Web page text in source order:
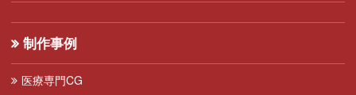
制作事例
医療専門CG